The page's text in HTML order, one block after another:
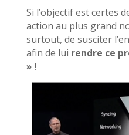
Si l’objectif est certes
action au plus grand
surtout, de susciter
afin de lui rendre ce
» !